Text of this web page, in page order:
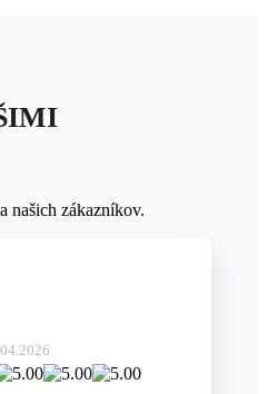
našich zákazníkov.